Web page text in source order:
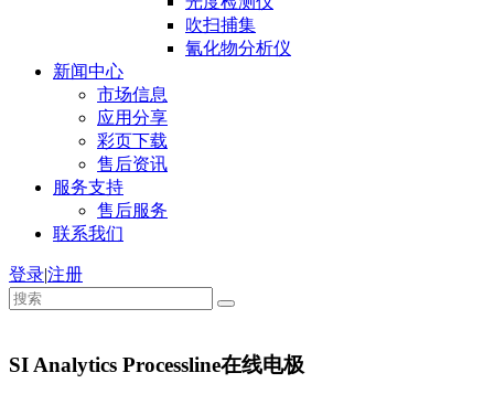
吹扫捕集
氰化物分析仪
新闻中心
市场信息
应用分享
彩页下载
售后资讯
服务支持
售后服务
联系我们
登录|注册
SI Analytics Processline在线电极